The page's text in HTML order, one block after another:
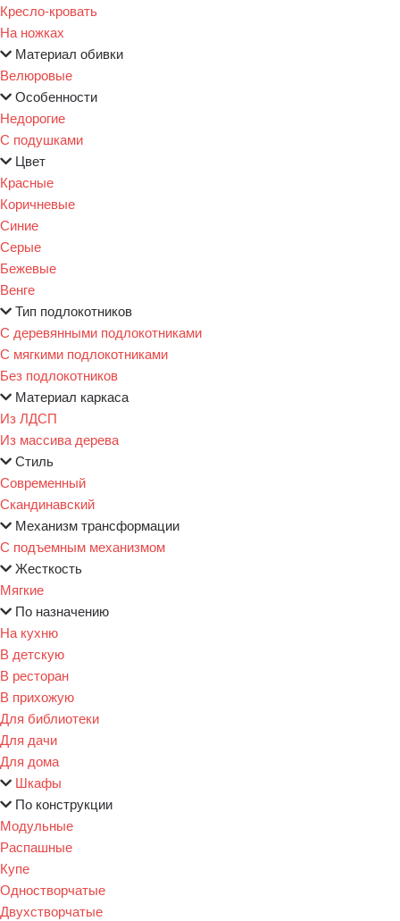
Кресло-кровать
На ножках
Материал обивки
Велюровые
Особенности
Недорогие
С подушками
Цвет
Красные
Коричневые
Синие
Серые
Бежевые
Венге
Тип подлокотников
С деревянными подлокотниками
С мягкими подлокотниками
Без подлокотников
Материал каркаса
Из ЛДСП
Из массива дерева
Стиль
Современный
Скандинавский
Механизм трансформации
С подъемным механизмом
Жесткость
Мягкие
По назначению
На кухню
В детскую
В ресторан
В прихожую
Для библиотеки
Для дачи
Для дома
Шкафы
По конструкции
Модульные
Распашные
Купе
Одностворчатые
Двухстворчатые